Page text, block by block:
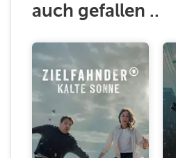
auch gefallen ..